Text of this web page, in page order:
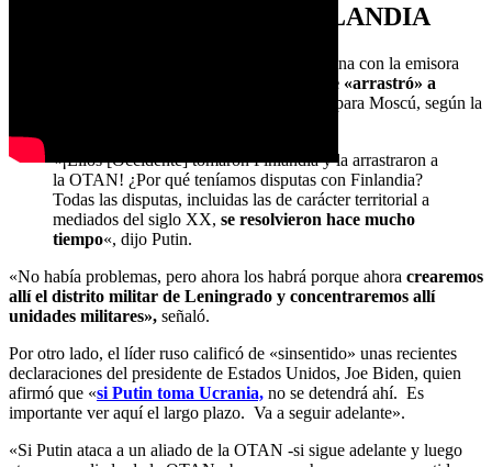
AMENAZAS CONTRA FINLANDIA
Por otro lado, en una entrevista este fin de semana con la emisora
Occidente «arrastró» a
, lo que crea un problema para Moscú, según la
«¡Ellos [Occidente] tomaron Finlandia y la arrastraron a
la OTAN! ¿Por qué teníamos disputas con Finlandia?
Todas las disputas, incluidas las de carácter territorial a
mediados del siglo XX, se resolvieron hace mucho
tiempo«, dijo Putin.
«No había problemas, pero ahora los habrá porque ahora crearemos
allí el distrito militar de Leningrado y concentraremos allí
unidades militares», señaló.
Por otro lado, el líder ruso calificó de «sinsentido» unas recientes
declaraciones del presidente de Estados Unidos, Joe Biden, quien
afirmó que «si Putin toma Ucrania, no se detendrá ahí. Es
importante ver aquí el largo plazo. Va a seguir adelante».
«Si Putin ataca a un aliado de la OTAN -si sigue adelante y luego